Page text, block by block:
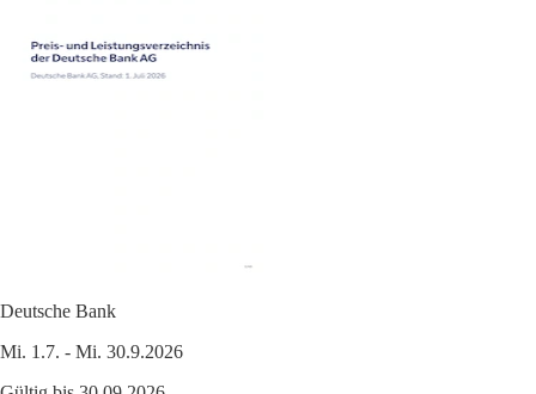
Deutsche Bank
Mi. 1.7. - Mi. 30.9.2026